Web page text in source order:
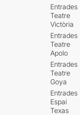
Entrades
Teatre
Victòria
Entrades
Teatre
Apolo
Entrades
Teatre
Goya
Entrades
Espai
Texas